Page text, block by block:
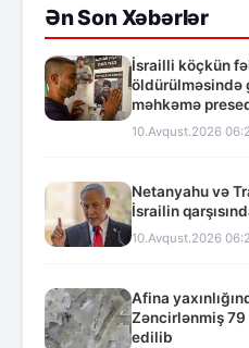
Ən Son Xəbərlər
İsrailli köçkün
öldürülməsində
məhkəmə
10.Avqust.2026
Netanyahu və
İsrailin
10.Avqust.2026
Afina
Zəncirlənmiş
edilib